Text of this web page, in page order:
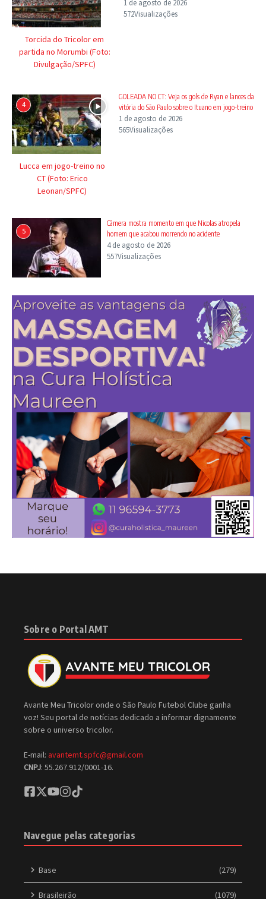
Torcida do Tricolor em
partida no Morumbi (Foto:
Divulgação/SPFC)
1 de agosto de 2026
572Visualizações
4
Lucca em jogo-treino no
CT (Foto: Erico
Leonan/SPFC)
GOLEADA NO CT: Veja os gols de Ryan e lances da
vitória do São Paulo sobre o Ituano em jogo-treino
1 de agosto de 2026
565Visualizações
5
Câmera mostra momento em que Nicolas atropela
homem que acabou morrendo no acidente
4 de agosto de 2026
557Visualizações
Sobre o Portal AMT
Avante Meu Tricolor onde o São Paulo Futebol Clube ganha
voz! Seu portal de notícias dedicado a informar dignamente
sobre o universo tricolor.
E-mail: avantemt.spfc@gmail.com
CNPJ: 55.267.912/0001-16.
Navegue pelas categorias
Base (279)
Brasileirão (1079)